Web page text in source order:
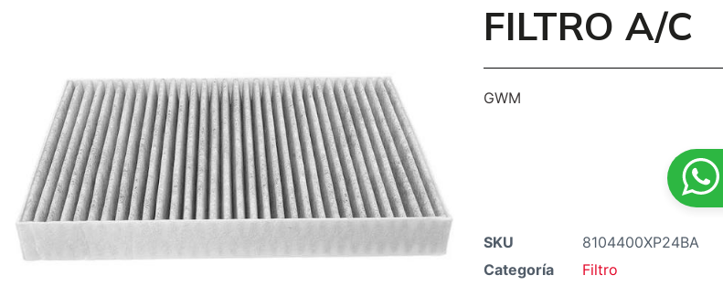
FILTRO A/C
GWM
SKU
8104400XP24BA
Categoría
Filtro